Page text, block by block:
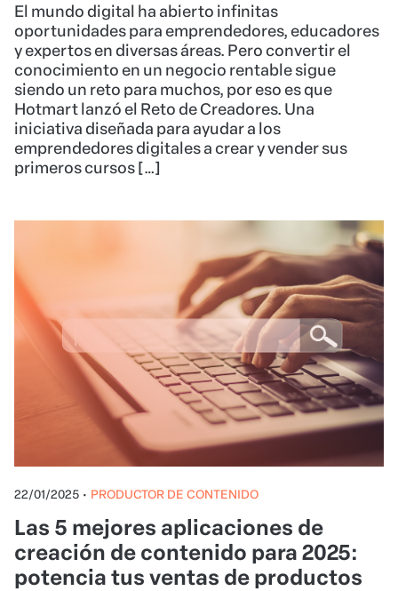
El mundo digital ha abierto infinitas
oportunidades para emprendedores, educadores
y expertos en diversas áreas. Pero convertir el
conocimiento en un negocio rentable sigue
siendo un reto para muchos, por eso es que
Hotmart lanzó el Reto de Creadores. Una
iniciativa diseñada para ayudar a los
emprendedores digitales a crear y vender sus
primeros cursos […]
22/01/2025 • PRODUCTOR DE CONTENIDO
Las 5 mejores aplicaciones de
creación de contenido para 2025:
potencia tus ventas de productos